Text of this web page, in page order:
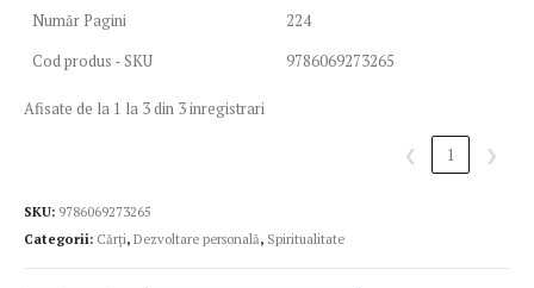
Număr Pagini
224
Cod produs - SKU
9786069273265
Afisate de la 1 la 3 din 3 inregistrari
❮ 1 ❯
SKU: 9786069273265
Categorii: Cărți, Dezvoltare personală, Spiritualitate